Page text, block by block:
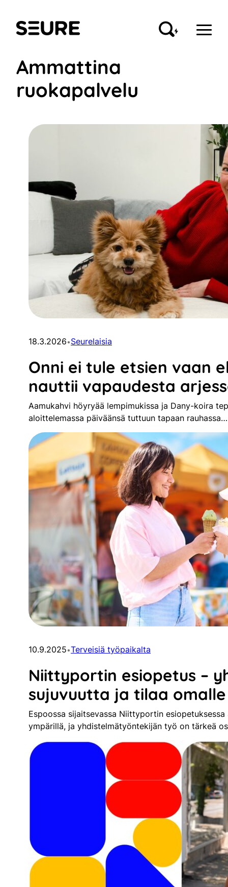
sisältöön
Seure
Ammattina
ruokapalvelu
18.3.2026•Seurelaisia
Onni ei tule etsien vaan
nauttii vapaudesta
Aamukahvi höyryää lempimukissa ja Dany-koira
aloittelemassa päiväänsä tuttuun tapaan rauhassa…
10.9.2025•Terveisiä työpaikalta
Niittyportin esiopetus –
sujuvuutta ja tilaa
Espoossa sijaitsevassa Niittyportin
ympärillä, ja yhdistelmätyöntekijän työ on tärkeä